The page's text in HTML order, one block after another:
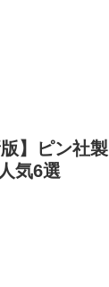
版】ピン社
気6選